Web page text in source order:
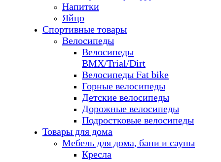
Напитки
Яйцо
Спортивные товары
Велосипеды
Велосипеды
BMX/Trial/Dirt
Велосипеды Fat bike
Горные велосипеды
Детские велосипеды
Дорожные велосипеды
Подростковые велосипеды
Товары для дома
Мебель для дома, бани и сауны
Кресла